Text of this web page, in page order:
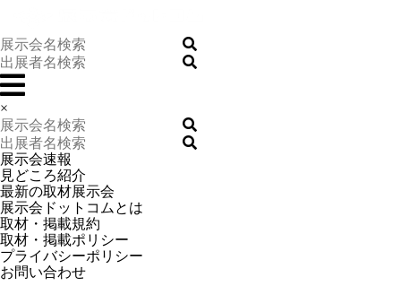
×
展示会速報
見どころ紹介
最新の取材展示会
展示会ドットコムとは
取材・掲載規約
取材・掲載ポリシー
プライバシーポリシー
お問い合わせ